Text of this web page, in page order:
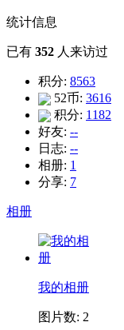
统计信息
已有 352 人来访过
积分: 8563
52币: 3616
积分: 1182
好友: --
日志: --
相册: 1
分享: 7
相册
我的相册
图片数: 2